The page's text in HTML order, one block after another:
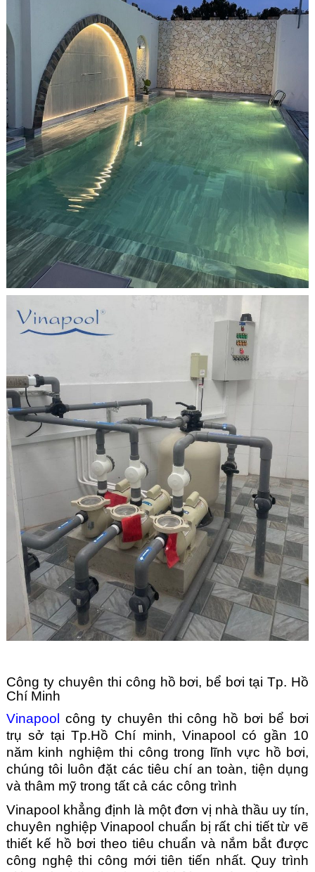
Công ty chuyên thi công hồ bơi, bể bơi tại Tp. Hồ
Chí Minh
Vinapool
công ty chuyên thi công hồ bơi bể bơi
trụ sở tại Tp.Hồ Chí minh, Vinapool có gần 10
năm kinh nghiệm thi công trong lĩnh vực hồ bơi,
chúng tôi luôn đặt các tiêu chí an toàn, tiện dụng
và thâm mỹ trong tất cả các công trình
Vinapool khẳng định là một đơn vị nhà thầu uy tín,
chuyên nghiệp Vinapool chuẩn bị rất chi tiết từ vẽ
thiết kế hồ bơi theo tiêu chuẩn và nắm bắt được
công nghệ thi công mới tiên tiến nhất. Quy trình